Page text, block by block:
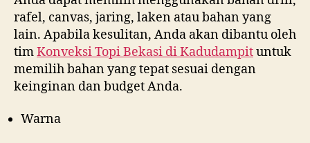
rafel, canvas, jaring, laken atau bahan yang
lain. Apabila kesulitan, Anda akan dibantu oleh
timKonveksi Topi Bekasi diKadudampituntuk
memilih bahan yang tepat sesuai dengan
keinginan dan budget Anda.
Warna